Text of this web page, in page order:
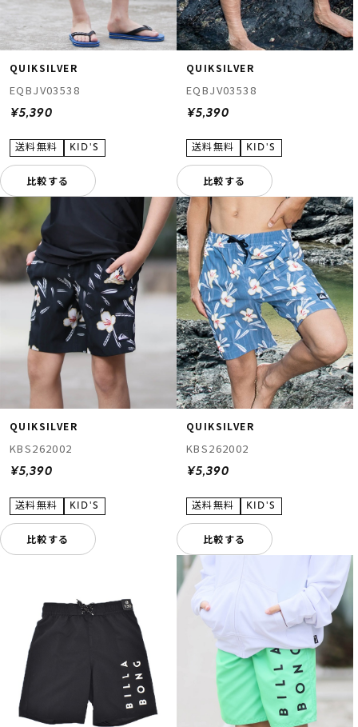
QUIKSILVER
EQBJV03538
¥5,390
比較する
QUIKSILVER
EQBJV03538
¥5,390
比較する
QUIKSILVER
KBS262002
¥5,390
比較する
QUIKSILVER
KBS262002
¥5,390
比較する